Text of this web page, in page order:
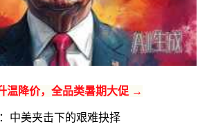
温降价，全品类暑期大促 →
中美夹击下的艰难抉择